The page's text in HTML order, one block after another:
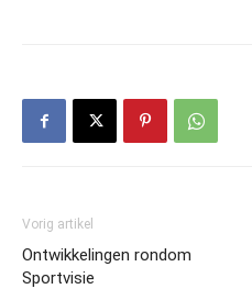
Vorig artikel
Ontwikkelingen rondom
Sportvisie